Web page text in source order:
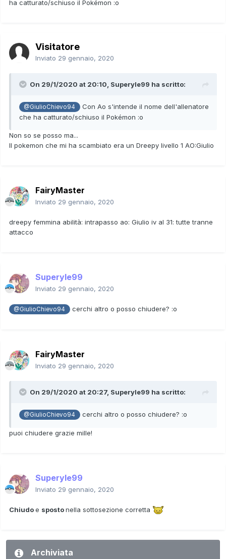
ha catturato/schiuso il Pokémon :o
Visitatore
Inviato 29 gennaio, 2020
On 29/1/2020 at 20:10, Superyle99 ha scritto:
@GiulioChievo94
Con Ao s'intende il nome dell'allenatore
che ha catturato/schiuso il Pokémon :o
Non so se posso ma...
Il pokemon che mi ha scambiato era un Dreepy livello 1 AO:Giulio
FairyMaster
Inviato 29 gennaio, 2020
dreepy femmina abilità: intrapasso ao: Giulio iv al 31: tutte tranne
attacco
Superyle99
Inviato 29 gennaio, 2020
@GiulioChievo94 cerchi altro o posso chiudere? :o
FairyMaster
Inviato 29 gennaio, 2020
On 29/1/2020 at 20:27, Superyle99 ha scritto:
@GiulioChievo94 cerchi altro o posso chiudere? :o
puoi chiudere grazie mille!
Superyle99
Inviato 29 gennaio, 2020
Chiudoe spostonella sottosezione corretta
Archiviata